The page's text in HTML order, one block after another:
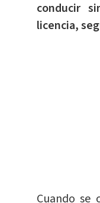
conducir
licencia,
Cuando se